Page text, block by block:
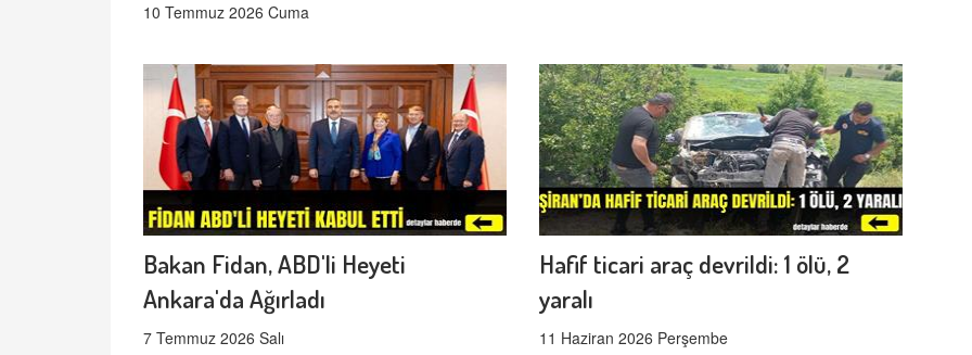
10 Temmuz 2026 Cuma
Bakan Fidan, ABD'li Heyeti
Ankara'da Ağırladı
7 Temmuz 2026 Salı
Hafif ticari araç devrildi: 1 ölü, 2
yaralı
11 Haziran 2026 Perşembe